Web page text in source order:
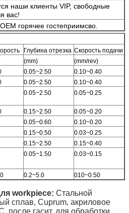
наши клиенты VIP, свободные
вас!
горячее гостеприимсво.
Глубина отрезка Скорость подачи
(mm)
(mm/rev)
0.05~2.50
0.10~0.40
0.05~2.50
0.10~0.40
0.05~2.50 0.05~0.25
0.15~2.50
0.05~0.20
0.05~0.60
0.10~0.20
0.15~0.50
0.03~0.25
0.15~2.50
0.15~0.40
0.05~1.50
0.03~0.15
0.2~5.0 010~0.50
workpiece: Стальной
сплав, Cuprum, акриловое
после гасит, для обработки